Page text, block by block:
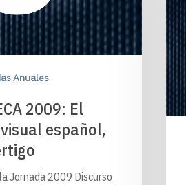
Anuales
2009: El
español,
Jornada 2009 Discurso